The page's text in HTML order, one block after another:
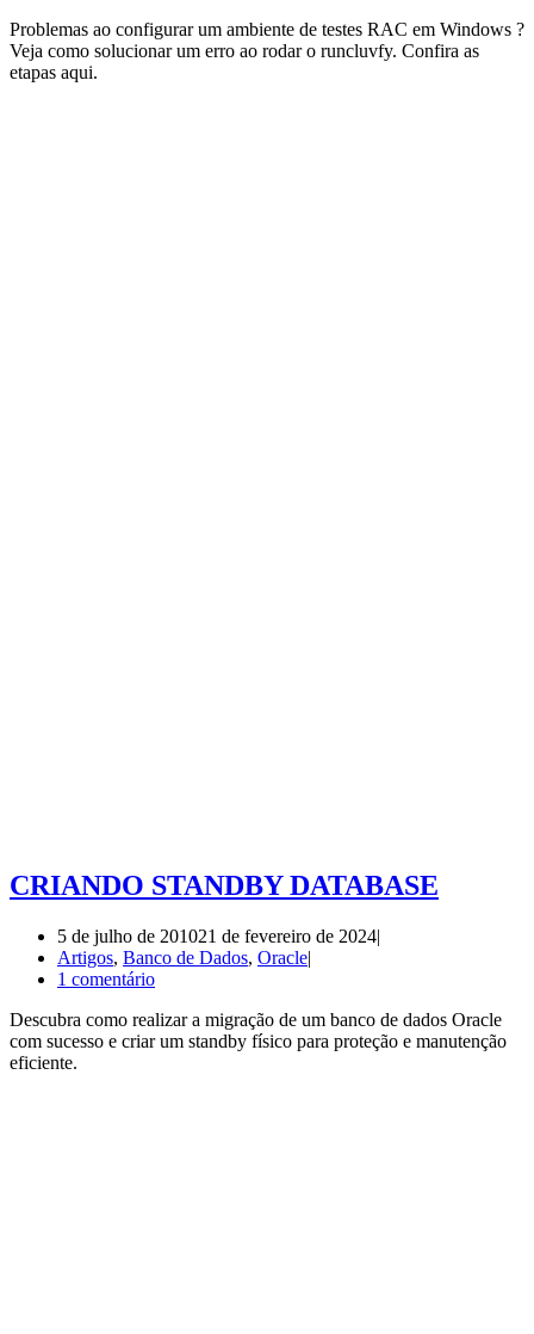
Problemas ao configurar um ambiente de testes RAC em Windows ?
Veja como solucionar um erro ao rodar o runcluvfy. Confira as
etapas aqui.
CRIANDO STANDBY DATABASE
5 de julho de 201021 de fevereiro de 2024
Artigos, Banco de Dados, Oracle
1 comentário
Descubra como realizar a migração de um banco de dados Oracle
com sucesso e criar um standby físico para proteção e manutenção
eficiente.